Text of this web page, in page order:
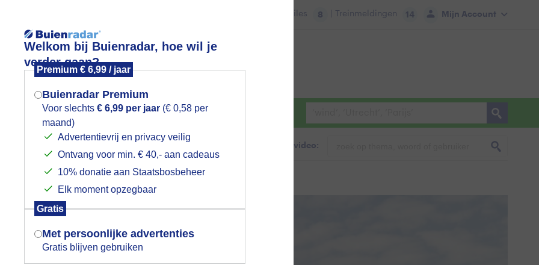
Welkom bij Buienradar, hoe wil je
verder gaan?
Premium € 6,99 / jaar
Buienradar Premium
Voor slechts € 6,99 per jaar (€ 0,58 per
maand)
Advertentievrij en privacy veilig
Ontvang voor min. € 40,- aan cadeaus
10% donatie aan Staatsbosbeheer
Elk moment opzegbaar
Gratis
Met persoonlijke advertenties
Gratis blijven gebruiken
Mijn Account
Files 8 | Treinmeldingen 14
Foto en video Weerzine
Zoeken in foto & video:
Mogen we je locatie gebruiken voor
het weer?
Indien je hier nog geen akkoord op hebt
gegeven, verschijnt er zo een pop-up uit
je browser waarin deze toestemming
gevraagd wordt.